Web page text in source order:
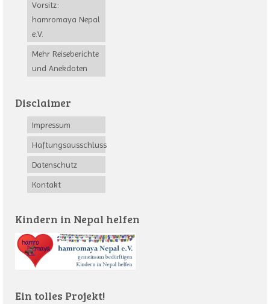
Vorsitz:
hamromaya Nepal
e.V.
Mehr Reiseberichte
und Anekdoten
Disclaimer
Impressum
Haftungsausschluss
Datenschutz
Kontakt
Kindern in Nepal helfen
Ein tolles Projekt!